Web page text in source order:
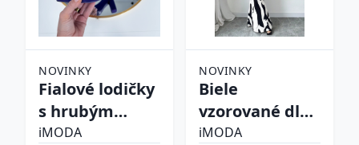
NOVINKY
Fialové lodičky
s hrubým
opätkom
iMODA
NOVINKY
Biele
vzorované dlhé
šaty
iMODA